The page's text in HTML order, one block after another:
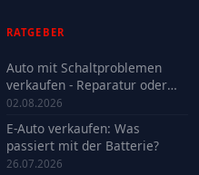
RATGEBER
Auto mit Schaltproblemen
verkaufen - Reparatur oder
Verkauf?
02.08.2026
E-Auto verkaufen: Was
passiert mit der Batterie?
26.07.2026